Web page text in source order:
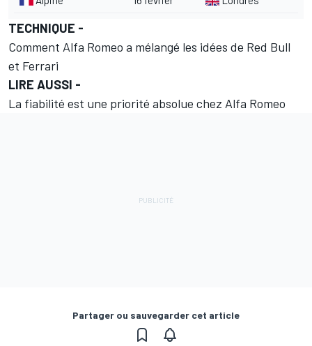
TECHNIQUE -
Comment Alfa Romeo a mélangé les idées de Red Bull
et Ferrari
LIRE AUSSI -
La fiabilité est une priorité absolue chez Alfa Romeo
Partager ou sauvegarder cet article